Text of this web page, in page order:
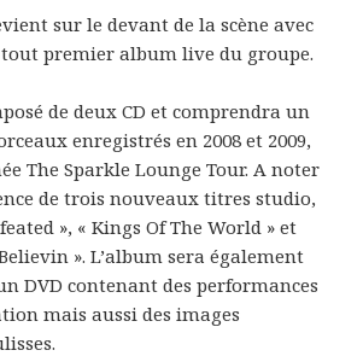
sur le devant de la scène avec
tout premier album live du groupe.
de deux CD et comprendra un
enregistrés en 2008 et 2009,
The Sparkle Lounge Tour. A noter
de trois nouveaux titres studio,
», « Kings Of The World » et
». L’album sera également
DVD contenant des performances
mais aussi des images